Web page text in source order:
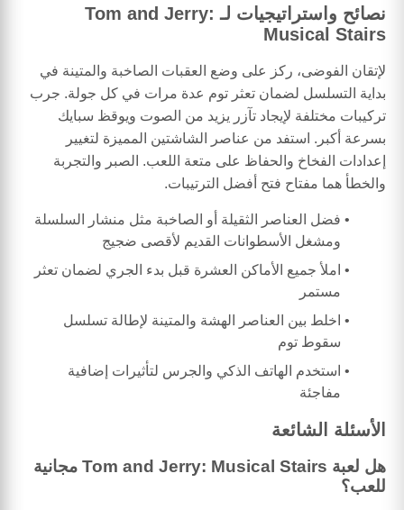
نصائح واستراتيجيات لـ Tom and Jerry:
Musical Stairs
لإتقان الفوضى، ركز على وضع العقبات الصاخبة والمتينة في
بداية التسلسل لضمان تعثر توم عدة مرات في كل جولة. جرب
تركيبات مختلفة لإيجاد تآزر يزيد من الصوت ويوقظ سبايك
بسرعة أكبر. استفد من عناصر الشاشتين المميزة لتغيير
إعدادات الفخاخ والحفاظ على متعة اللعب. الصبر والتجربة
والخطأ هما مفتاح فتح أفضل الترتيبات.
فضل العناصر الثقيلة أو الصاخبة مثل منشار السلسلة
ومشغل الأسطوانات القديم لأقصى ضجيج
املأ جميع الأماكن العشرة قبل بدء الجري لضمان تعثر
مستمر
اخلط بين العناصر الهشة والمتينة لإطالة تسلسل
سقوط توم
استخدم الهاتف الذكي والجرس لتأثيرات إضافية
مفاجئة
الأسئلة الشائعة
هل لعبة Tom and Jerry: Musical Stairs مجانية
للعب؟